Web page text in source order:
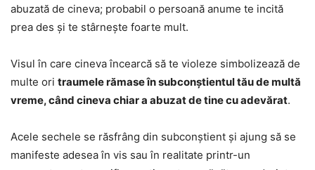
abuzată de cineva; probabil o persoană anume te incită
prea des și te stârnește foarte mult.
Visul în care cineva încearcă să te violeze simbolizează de
multe ori traumele rămase în subconștientul tău de multă
vreme, când cineva chiar a abuzat de tine cu adevărat.
Acele sechele se răsfrâng din subconștient și ajung să se
manifeste adesea în vis sau în realitate printr-un